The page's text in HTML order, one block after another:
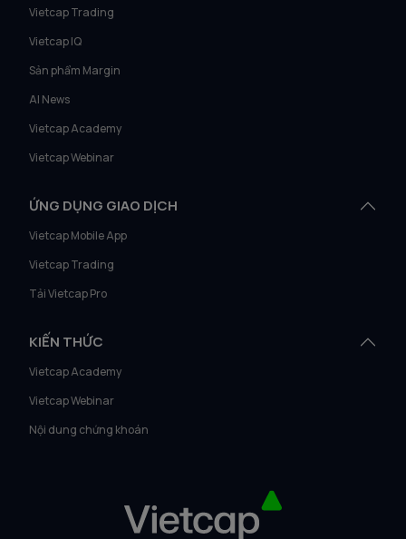
Vietcap Trading
Vietcap IQ
Sản phẩm Margin
AI News
Vietcap Academy
Vietcap Webinar
ỨNG DỤNG GIAO DỊCH
Vietcap Mobile App
Vietcap Trading
Tải Vietcap Pro
KIẾN THỨC
Vietcap Academy
Vietcap Webinar
Nội dung chứng khoán